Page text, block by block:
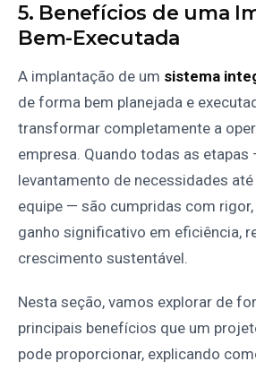
5. Benefícios de uma
Bem-Executada
A implantação de um sistema
de forma bem planejada e
transformar completamente a
empresa. Quando todas as etapas
levantamento de necessidades
equipe — são cumpridas com
ganho significativo em eficiência,
crescimento sustentável.
Nesta seção, vamos explorar de
principais benefícios que um
pode proporcionar, explicando